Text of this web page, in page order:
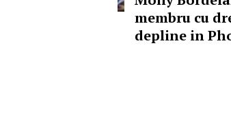
membru cu
depline in